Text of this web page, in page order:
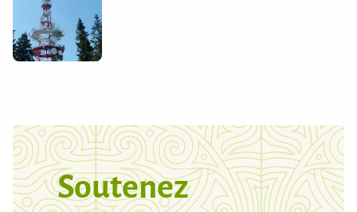
Soutenez